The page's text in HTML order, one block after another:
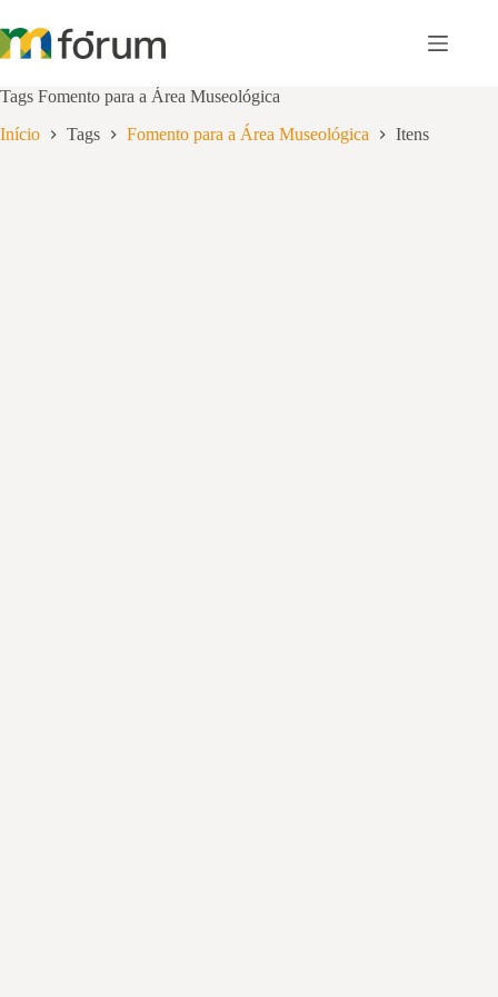
para
o
Tags Fomento para a Área Museológica
Início Tags Fomento para a Área Museológica Itens